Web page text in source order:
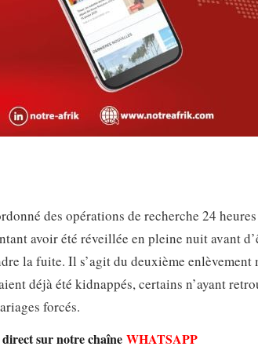
des opérations de recherche 24
avoir été réveillée en pleine nuit avant
la fuite. Il s’agit du deuxième enlèvement
déjà été kidnappés, certains n’ayant
forcés.
direct sur notre chaîneWHATSAPP